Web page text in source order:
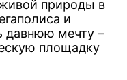
живой природы в
и
давнюю мечту –
площадку